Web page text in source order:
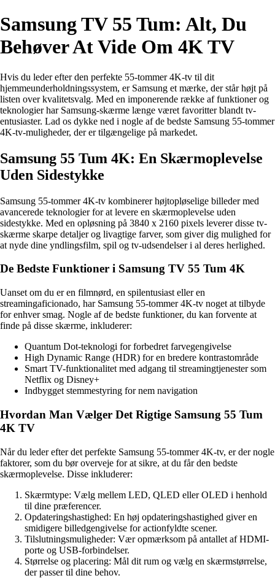
Samsung TV 55 Tum: Alt, Du
Behøver At Vide Om 4K TV
Hvis du leder efter den perfekte 55-tommer 4K-tv til dit
hjemmeunderholdningssystem, er Samsung et mærke, der står højt på
listen over kvalitetsvalg. Med en imponerende række af funktioner og
teknologier har Samsung-skærme længe været favoritter blandt tv-
entusiaster. Lad os dykke ned i nogle af de bedste Samsung 55-tommer
4K-tv-muligheder, der er tilgængelige på markedet.
Samsung 55 Tum 4K: En Skærmoplevelse
Uden Sidestykke
Samsung 55-tommer 4K-tv kombinerer højtopløselige billeder med
avancerede teknologier for at levere en skærmoplevelse uden
sidestykke. Med en opløsning på 3840 x 2160 pixels leverer disse tv-
skærme skarpe detaljer og livagtige farver, som giver dig mulighed for
at nyde dine yndlingsfilm, spil og tv-udsendelser i al deres herlighed.
De Bedste Funktioner i Samsung TV 55 Tum 4K
Uanset om du er en filmnørd, en spilentusiast eller en
streamingaficionado, har Samsung 55-tommer 4K-tv noget at tilbyde
for enhver smag. Nogle af de bedste funktioner, du kan forvente at
finde på disse skærme, inkluderer:
Quantum Dot-teknologi for forbedret farvegengivelse
High Dynamic Range (HDR) for en bredere kontrastområde
Smart TV-funktionalitet med adgang til streamingtjenester som
Netflix og Disney+
Indbygget stemmestyring for nem navigation
Hvordan Man Vælger Det Rigtige Samsung 55 Tum
4K TV
Når du leder efter det perfekte Samsung 55-tommer 4K-tv, er der nogle
faktorer, som du bør overveje for at sikre, at du får den bedste
skærmoplevelse. Disse inkluderer:
Skærmtype: Vælg mellem LED, QLED eller OLED i henhold
til dine præferencer.
Opdateringshastighed: En høj opdateringshastighed giver en
smidigere billedgengivelse for actionfyldte scener.
Tilslutningsmuligheder: Vær opmærksom på antallet af HDMI-
porte og USB-forbindelser.
Størrelse og placering: Mål dit rum og vælg en skærmstørrelse,
der passer til dine behov.